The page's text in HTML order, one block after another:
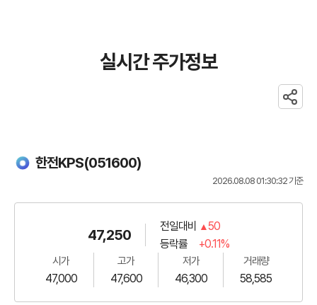
실시간 주가정보
공유
실시간한전KPS(051600)
2026.08.08 01:30:32 기준
47,250
전일대비
50
등락률
+0.11%
시가
47,000
고가
47,600
저가
46,300
거래량
58,585